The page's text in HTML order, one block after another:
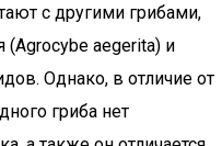
с другими грибами,
(Agrocybe aegerita) и
Однако, в отличие от
гриба нет